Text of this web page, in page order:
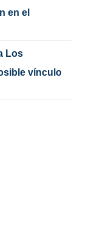
en el
Los
vínculo